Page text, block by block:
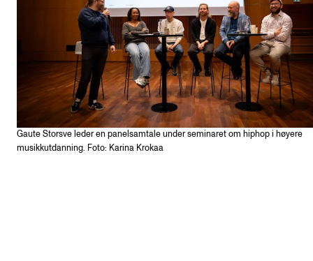
Gaute Storsve leder en panelsamtale under seminaret om hiphop i høyere
musikkutdanning. Foto: Karina Krokaa